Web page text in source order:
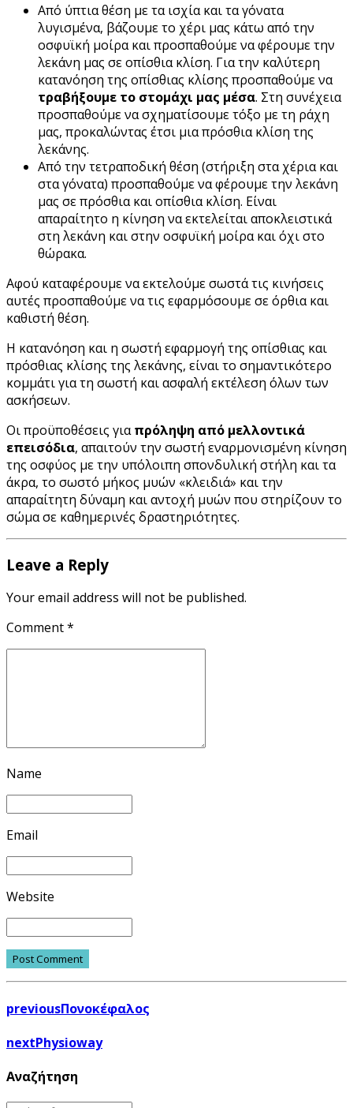
Από ύπτια θέση με τα ισχία και τα γόνατα
λυγισμένα, βάζουμε το χέρι μας κάτω από την
οσφυϊκή μοίρα και προσπαθούμε να φέρουμε την
λεκάνη μας σε οπίσθια κλίση. Για την καλύτερη
κατανόηση της οπίσθιας κλίσης προσπαθούμε να
τραβήξουμε το στομάχι μας μέσα. Στη συνέχεια
προσπαθούμε να σχηματίσουμε τόξο με τη ράχη
μας, προκαλώντας έτσι μια πρόσθια κλίση της
λεκάνης.
Από την τετραποδική θέση (στήριξη στα χέρια και
στα γόνατα) προσπαθούμε να φέρουμε την λεκάνη
μας σε πρόσθια και οπίσθια κλίση. Είναι
απαραίτητο η κίνηση να εκτελείται αποκλειστικά
στη λεκάνη και στην οσφυϊκή μοίρα και όχι στο
θώρακα.
Αφού καταφέρουμε να εκτελούμε σωστά τις κινήσεις
αυτές προσπαθούμε να τις εφαρμόσουμε σε όρθια και
καθιστή θέση.
Η κατανόηση και η σωστή εφαρμογή της οπίσθιας και
πρόσθιας κλίσης της λεκάνης, είναι το σημαντικότερο
κομμάτι για τη σωστή και ασφαλή εκτέλεση όλων των
ασκήσεων.
Οι προϋποθέσεις γιαπρόληψη από μελλοντικά
επεισόδια, απαιτούν την σωστή εναρμονισμένη κίνηση
της οσφύος με την υπόλοιπη σπονδυλική στήλη και τα
άκρα, το σωστό μήκος μυών «κλειδιά» και την
απαραίτητη δύναμη και αντοχή μυών που στηρίζουν το
σώμα σε καθημερινές δραστηριότητες.
Leave a Reply
Your email address will not be published.
Comment*
Name
Email
Website
Post Comment
previousΠονοκέφαλος
nextPhysioway
Αναζήτηση